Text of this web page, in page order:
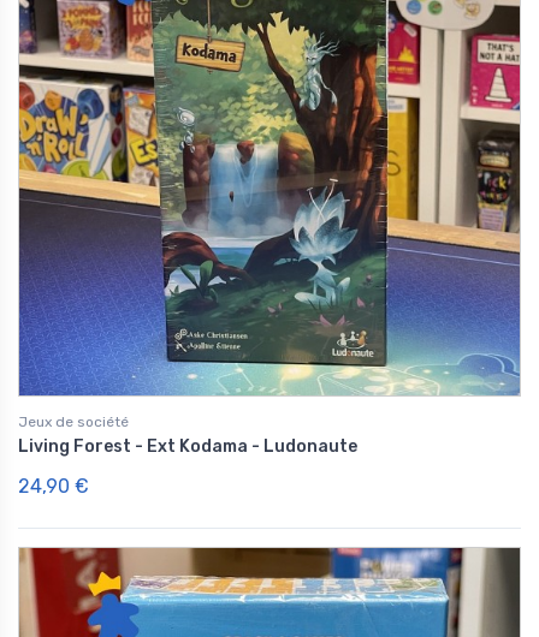
Jeux de société
Living Forest - Ext Kodama - Ludonaute
24,90 €